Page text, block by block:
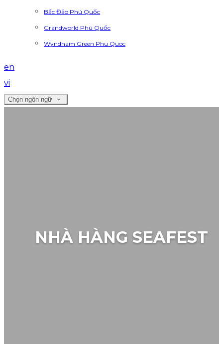
Bắc Đảo Phú Quốc
Grandworld Phú Quốc
Wyndham Green Phu Quoc
en
vi
Chọn ngôn ngữ
NHÀ HÀNG SEAFEST